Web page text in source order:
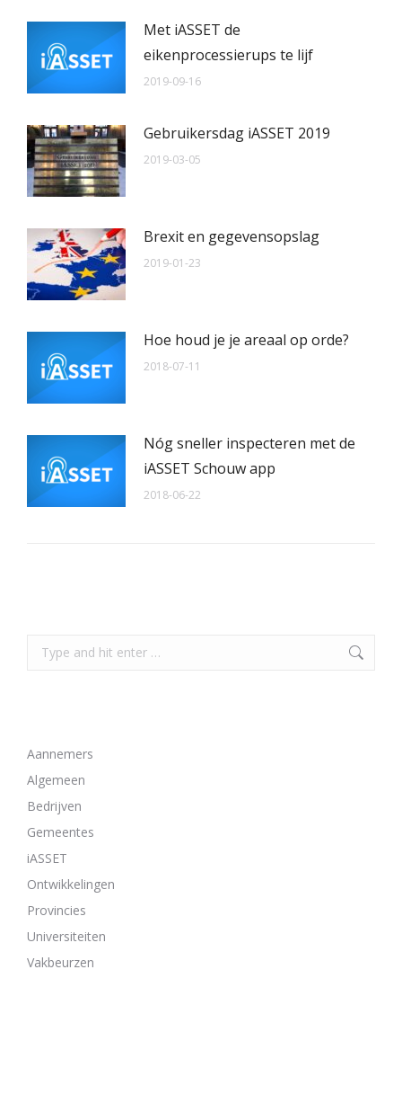
Met iASSET de
eikenprocessierups te lijf
2019-09-16
Gebruikersdag iASSET 2019
2019-03-05
Brexit en gegevensopslag
2019-01-23
Hoe houd je je areaal op orde?
2018-07-11
Nóg sneller inspecteren met de
iASSET Schouw app
2018-06-22
Search:
Aannemers
Algemeen
Bedrijven
Gemeentes
iASSET
Ontwikkelingen
Provincies
Universiteiten
Vakbeurzen